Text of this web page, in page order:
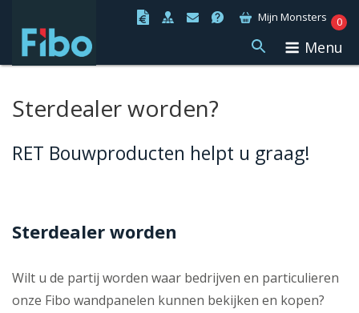
naar
Mijn Monsters 0
Menu
Sterdealer worden?
RET Bouwproducten helpt u graag!
Sterdealer worden
Wilt u de partij worden waar bedrijven en particulieren
onze Fibo wandpanelen kunnen bekijken en kopen?